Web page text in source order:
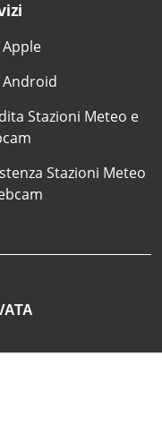
Stazioni Meteo e
Stazioni Meteo